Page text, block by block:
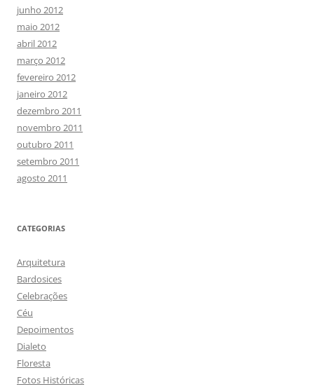
junho 2012
maio 2012
abril 2012
março 2012
fevereiro 2012
janeiro 2012
dezembro 2011
novembro 2011
outubro 2011
setembro 2011
agosto 2011
CATEGORIAS
Arquitetura
Bardosices
Celebrações
Céu
Depoimentos
Dialeto
Floresta
Fotos Históricas